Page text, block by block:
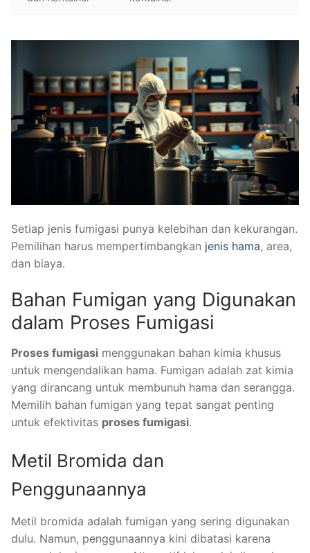
Setiap jenis fumigasi punya kelebihan dan kekurangan.
Pemilihan harus mempertimbangkan jenis hama, area,
dan biaya.
Bahan Fumigan yang Digunakan
dalam Proses Fumigasi
Proses fumigasi menggunakan bahan kimia khusus
untuk mengendalikan hama. Fumigan adalah zat kimia
yang dirancang untuk membunuh hama dan serangga.
Memilih bahan fumigan yang tepat sangat penting
untuk efektivitas proses fumigasi.
Metil Bromida dan
Penggunaannya
Metil bromida adalah fumigan yang sering digunakan
dulu. Namun, penggunaannya kini dibatasi karena